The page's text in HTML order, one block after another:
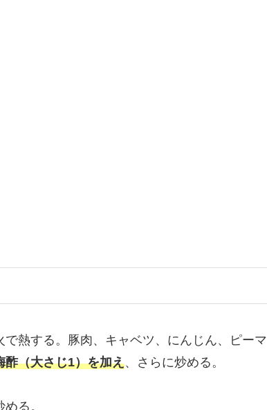
熱する。豚肉、キャベツ、にんじん、ピーマ
酢（大さじ1）を加え、さらに炒める。
る。